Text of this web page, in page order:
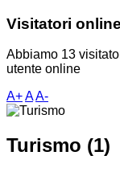
Visitatori online
Abbiamo 13
utente online
A+AA-
Turismo (1)